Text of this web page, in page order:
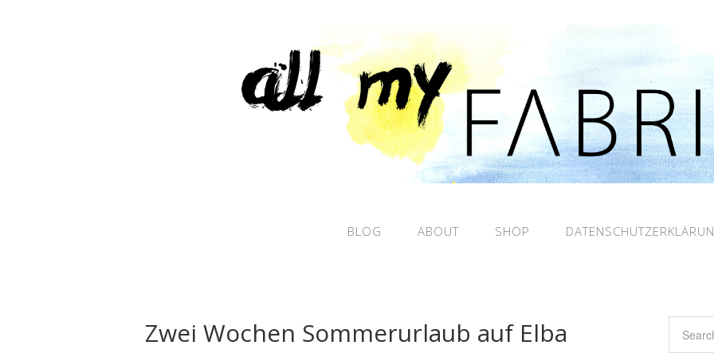
BLOG ABOUT SHOP
Zwei Wochen Sommerurlaub auf Elba